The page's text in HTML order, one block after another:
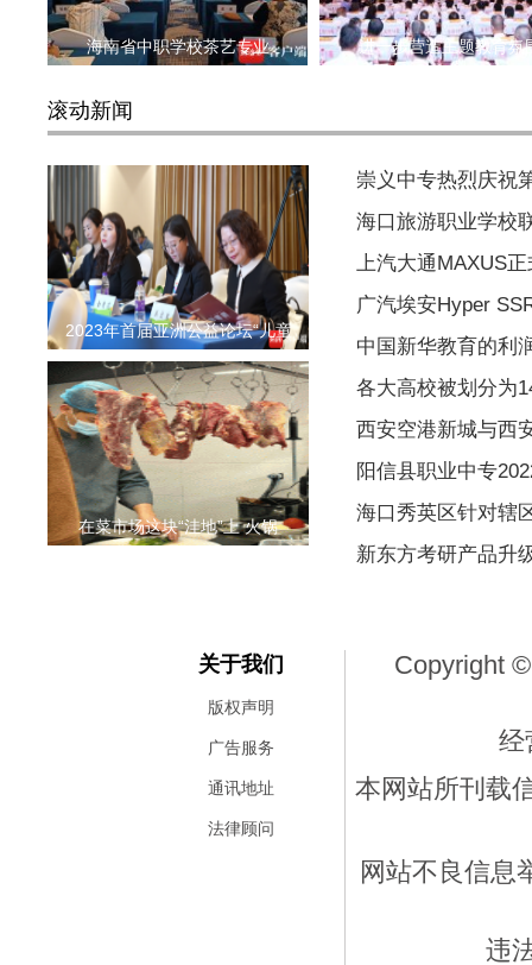
海南省中职学校茶艺专业 进一步营造主题教育氛
滚动新闻
2023年首届亚洲公益论坛“儿童
在菜市场这块“洼地”上 火锅
崇义中专热烈庆祝
海口旅游职业学校
上汽大通MAXUS
广汽埃安Hyper
中国新华教育的利
各大高校被划分为
西安空港新城与西
阳信县职业中专
海口秀英区针对辖
新东方考研产品升
关于我们
版权声明
广告服务
通讯地址
法律顾问
Copyright
经
本网站所刊载
网站不良信息
违